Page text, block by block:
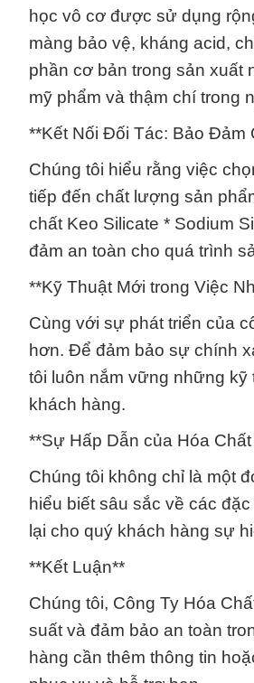
học vô cơ được sử dụng
màng bảo vệ, kháng acid,
phần cơ bản trong sản xuất
mỹ phẩm và thậm chí trong
**Kết Nối Đối Tác: Bảo Đảm
Chúng tôi hiểu rằng việc
tiếp đến chất lượng sản
chất Keo Silicate * Sodium
đảm an toàn cho quá trình
**Kỹ Thuật Mới trong Việc
Cùng với sự phát triển của
hơn. Để đảm bảo sự chính
tôi luôn nắm vững những kỹ
khách hàng.
**Sự Hấp Dẫn của Hóa
Chúng tôi không chỉ là một
hiểu biết sâu sắc về các
lại cho quý khách hàng sự
**Kết Luận**
Chúng tôi, Công Ty Hóa
suất và đảm bảo an toàn
hàng cần thêm thông tin